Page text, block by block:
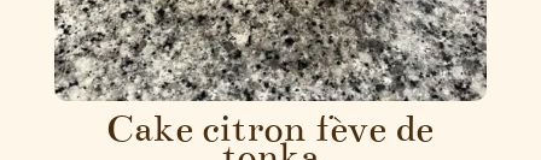
Cake citron fève de